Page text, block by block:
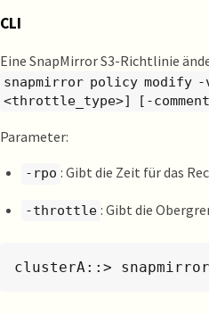
CLI
Eine SnapMirror S3-Richtlinie
snapmirror policy modify
<throttle_type>] [-
Parameter:
-rpo : Gibt die Zeit für das
-throttle : Gibt die
clusterA::>